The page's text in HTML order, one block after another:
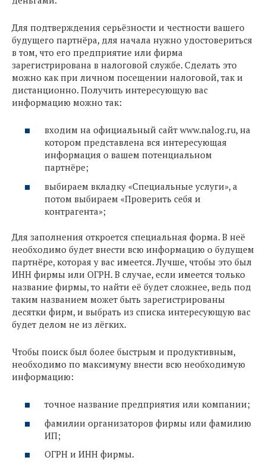
Для подтверждения серьёзности и честности вашего
будущего партнёра, для начала нужно удостовериться
в том, что его предприятие или фирма
зарегистрирована в налоговой службе. Сделать это
можно как при личном посещении налоговой, так и
дистанционно. Получить интересующую вас
информацию можно так:
входим на официальный сайт www.nalog.ru, на
котором представлена вся интересующая
информация о вашем потенциальном
партнёре;
выбираем вкладку «Специальные услуги», а
потом выбираем «Проверить себя и
контрагента»;
Для заполнения откроется специальная форма. В неё
необходимо будет внести всю информацию о будущем
партнёре, которая у вас имеется. Лучше, чтобы это был
ИНН фирмы или ОГРН. В случае, если имеется только
название фирмы, то найти её будет сложнее, ведь под
таким названием может быть зарегистрированы
десятки фирм, и выбрать из списка интересующую вас
будет делом не из лёгких.
Чтобы поиск был более быстрым и продуктивным,
необходимо по максимуму внести всю необходимую
информацию:
точное название предприятия или компании;
фамилии организаторов фирмы или фамилию
ИП;
ОГРН и ИНН фирмы.